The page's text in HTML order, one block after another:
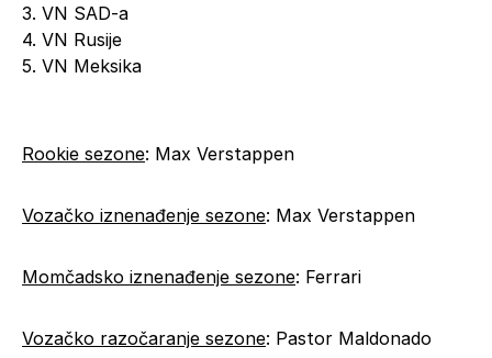
3. VN SAD-a
4. VN Rusije
5. VN Meksika
Rookie sezone: Max Verstappen
Vozačko iznenađenje sezone: Max Verstappen
Momčadsko iznenađenje sezone: Ferrari
Vozačko razočaranje sezone: Pastor Maldonado